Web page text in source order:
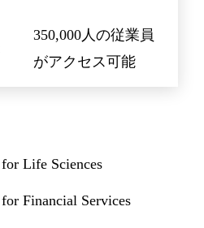
350,000人の従業員
がアクセス可能
Life Sciences
Financial Services